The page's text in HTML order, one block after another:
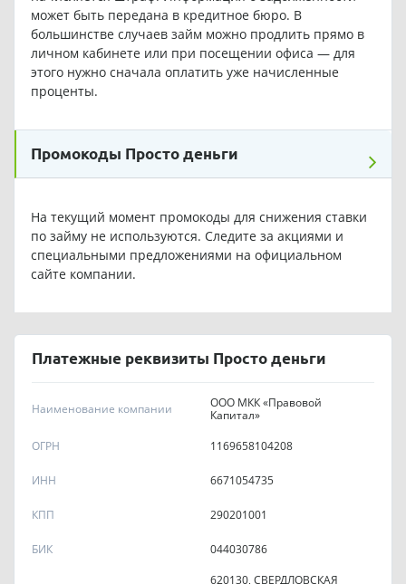
может быть передана в кредитное бюро. В
большинстве случаев займ можно продлить прямо в
личном кабинете или при посещении офиса — для
этого нужно сначала оплатить уже начисленные
проценты.
Промокоды Просто деньги
На текущий момент промокоды для снижения ставки
по займу не используются. Следите за акциями и
специальными предложениями на официальном
сайте компании.
Платежные реквизиты Просто деньги
Наименование компании
ООО МКК «Правовой
Капитал»
ОГРН
1169658104208
ИНН 6671054735
КПП 290201001
БИК 044030786
620130, СВЕРДЛОВСКАЯ